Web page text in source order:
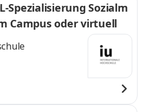
Spezialisierung Sozialm
Campus oder virtuell